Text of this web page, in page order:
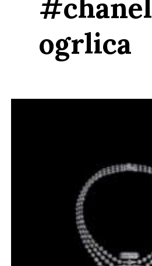
#chanel
ogrlica